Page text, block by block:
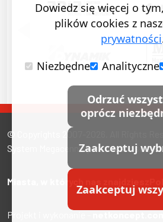
POPRZEDNI SLAJD
© Copyrights 2007-2026. All Rights
System Megacennik jest własnością
Miasta, w których nas znajdziesz
Projekt i wykonanie -
Dowiedz się więcej o
plików cookies z
prywatności
Niezbędne
Analityczne
Odrzuć
oprócz
Zaakceptuj
Zaakceptuj